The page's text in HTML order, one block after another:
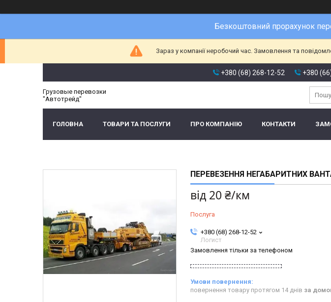
Безкоштовний прорахунок
Зараз у компанії неробочий час. Замовлення та
+380 (68) 268-12-52 +380
Грузовые перевозки
"Автотрейд"
ГОЛОВНА ТОВАРИ ТА ПОСЛУГИ ПРО КОМПАНІЮ КОНТАКТИ
ПЕРЕВЕЗЕННЯ НЕГАБАРИТНИХ
від 20 ₴/км
Послуга
+380 (68) 268-12-52
Логист
Замовлення тільки за телефоном
повернення товару протягом 14 днів за